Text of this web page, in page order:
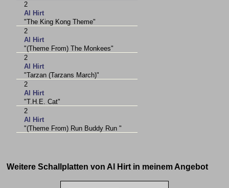
2
Al Hirt
"The King Kong Theme"
2
Al Hirt
"(Theme From) The Monkees"
2
Al Hirt
"Tarzan (Tarzans March)"
2
Al Hirt
"T.H.E. Cat"
2
Al Hirt
"(Theme From) Run Buddy Run "
Weitere Schallplatten von Al Hirt in meinem Angebot